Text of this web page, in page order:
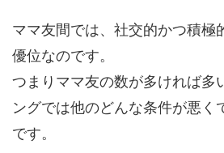
ママ友間では、社交的かつ積極
優位なのです。
つまりママ友の数が多ければ多
ングでは他のどんな条件が悪く
です。